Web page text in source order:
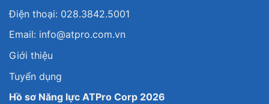
Điện thoại: 028.3842.5001
Email: info@atpro.com.vn
Giới thiệu
Tuyển dụng
Hồ sơ Năng lực ATPro Corp 2026